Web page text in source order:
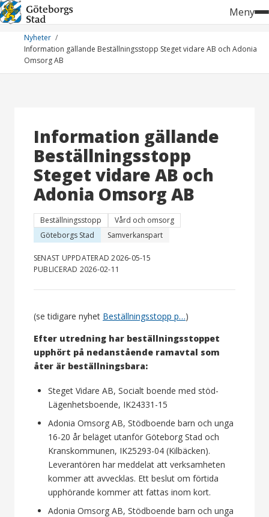
Hoppa
till
innehåll
Meny
Nyheter
Information gällande Beställningsstopp Steget vidare AB och Adonia
Omsorg AB
Information gällande
Beställningsstopp
Steget vidare AB och
Adonia Omsorg AB
Beställningsstopp
Vård och omsorg
Göteborgs Stad
Samverkanspart
SENAST UPPDATERAD 2026-05-15
PUBLICERAD 2026-02-11
(se tidigare nyhet Beställningsstopp p…)
Efter utredning har beställningsstoppet
upphört på nedanstående ramavtal som
åter är beställningsbara:
Steget Vidare AB, Socialt boende med stöd-
Lägenhetsboende, IK24331-15
Adonia Omsorg AB, Stödboende barn och unga
16-20 år beläget utanför Göteborg Stad och
Kranskommunen, IK25293-04 (Kilbäcken).
Leverantören har meddelat att verksamheten
kommer att avvecklas. Ett beslut om förtida
upphörande kommer att fattas inom kort.
Adonia Omsorg AB, Stödboende barn och unga